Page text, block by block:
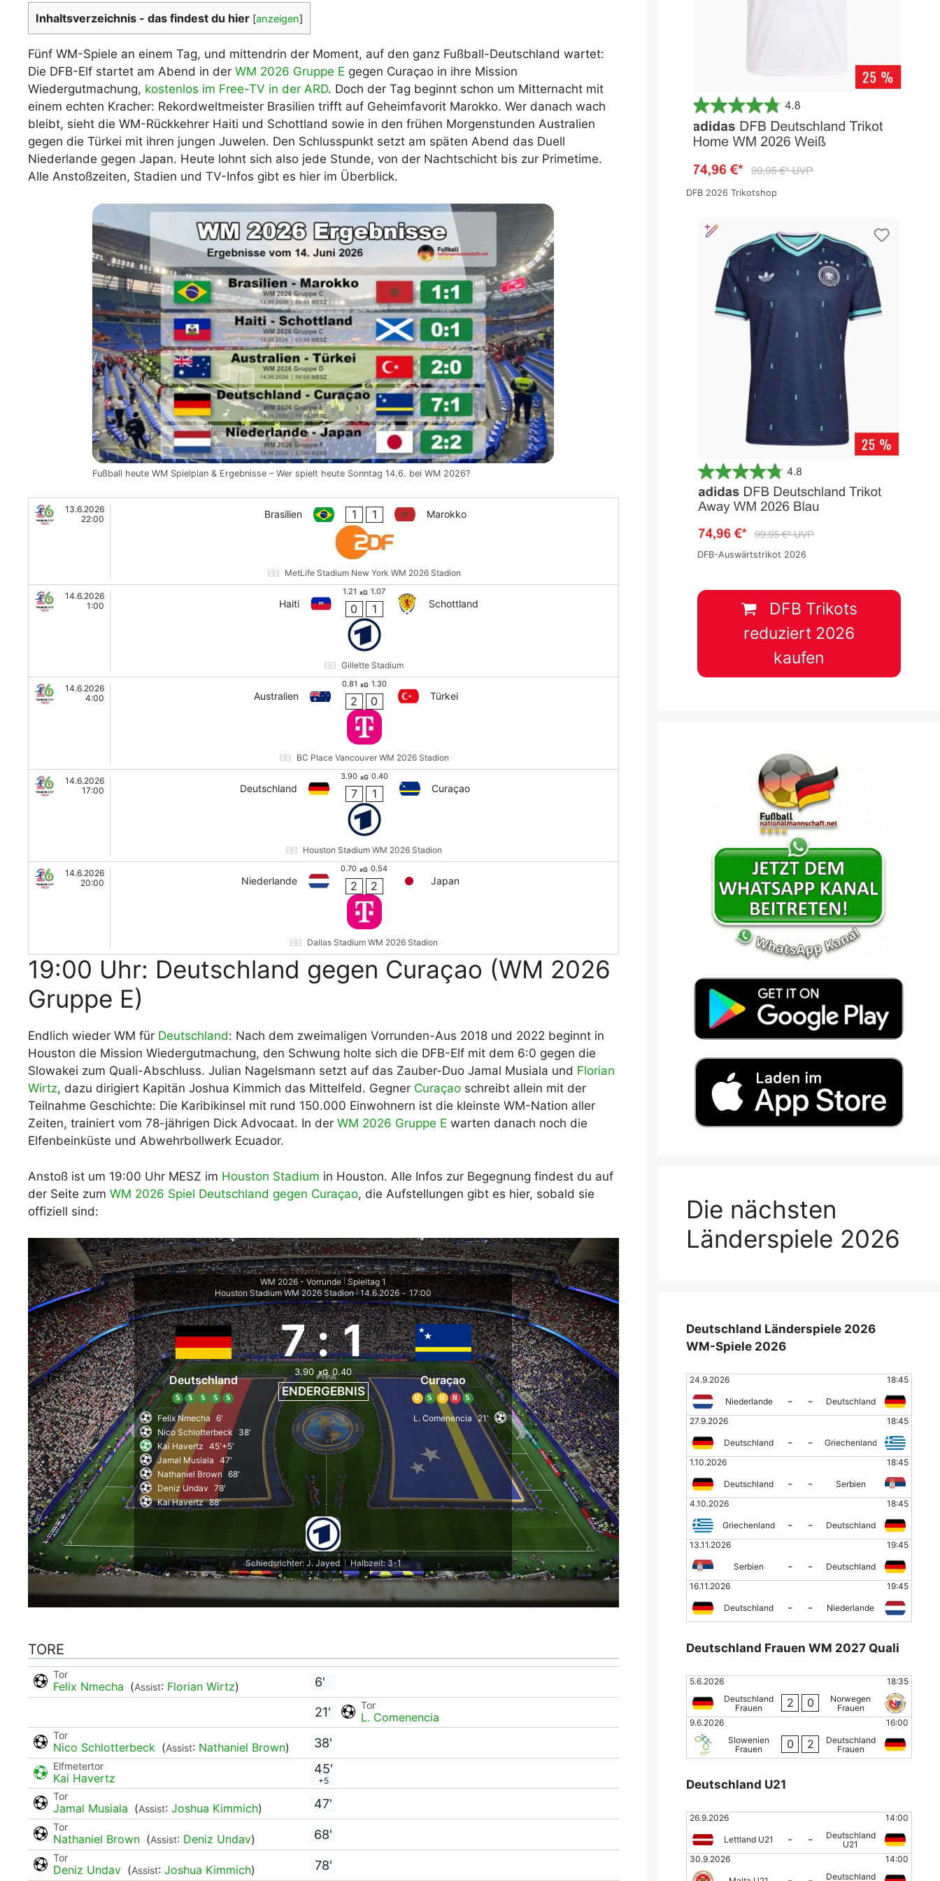
WM 2026 Spielplan Excel – kostenlos
downloaden & automatisch ausfüllen
Inhaltsverzeichnis - das findest du hier [anzeigen]
Fünf WM-Spiele an einem Tag, und mittendrin der Moment, auf den ganz Fußball-Deutschland wartet:
Die DFB-Elf startet am Abend in der WM 2026 Gruppe E gegen Curaçao in ihre Mission
Wiedergutmachung, kostenlos im Free-TV in der ARD. Doch der Tag beginnt schon um Mitternacht mit
einem echten Kracher: Rekordweltmeister Brasilien trifft auf Geheimfavorit Marokko. Wer danach wach
bleibt, sieht die WM-Rückkehrer Haiti und Schottland sowie in den frühen Morgenstunden Australien
gegen die Türkei mit ihren jungen Juwelen. Den Schlusspunkt setzt am späten Abend das Duell
Niederlande gegen Japan. Heute lohnt sich also jede Stunde, von der Nachtschicht bis zur Primetime.
Alle Anstoßzeiten, Stadien und TV-Infos gibt es hier im Überblick.
Fußball heute WM Spielplan & Ergebnisse – Wer spielt heute Sonntag 14.6. bei WM 2026?
13.6.2026
22:00
Brasilien 1 1 Marokko
MetLife Stadium New York WM 2026 Stadion
14.6.2026
1:00
Haiti
1.21 xG 1.07
0 1 Schottland
Gillette Stadium
14.6.2026
4:00
Australien
0.81 xG 1.30
2 0 Türkei
BC Place Vancouver WM 2026 Stadion
14.6.2026
17:00
Deutschland
3.90 xG 0.40
7 1 Curaçao
Houston Stadium WM 2026 Stadion
14.6.2026
20:00
Niederlande
0.70 xG 0.54
2 2 Japan
Dallas Stadium WM 2026 Stadion
19:00 Uhr: Deutschland gegen Curaçao (WM 2026
Gruppe E)
Endlich wieder WM für Deutschland: Nach dem zweimaligen Vorrunden-Aus 2018 und 2022 beginnt in
Houston die Mission Wiedergutmachung, den Schwung holte sich die DFB-Elf mit dem 6:0 gegen die
Slowakei zum Quali-Abschluss. Julian Nagelsmann setzt auf das Zauber-Duo Jamal Musiala und Florian
Wirtz, dazu dirigiert Kapitän Joshua Kimmich das Mittelfeld. Gegner Curaçao schreibt allein mit der
Teilnahme Geschichte: Die Karibikinsel mit rund 150.000 Einwohnern ist die kleinste WM-Nation aller
Zeiten, trainiert vom 78-jährigen Dick Advocaat. In der WM 2026 Gruppe E warten danach noch die
Elfenbeinküste und Abwehrbollwerk Ecuador.
Anstoß ist um 19:00 Uhr MESZ im Houston Stadium in Houston. Alle Infos zur Begegnung findest du auf
der Seite zum WM 2026 Spiel Deutschland gegen Curaçao, die Aufstellungen gibt es hier, sobald sie
offiziell sind:
WM 2026 - Vorrunde | Spieltag 1
Houston Stadium WM 2026 Stadion | 14.6.2026 - 17:00
Deutschland
S S S S S
7 : 1
3.90 xG 0.40
ENDERGEBNIS
Curaçao
U S U N S
Felix Nmecha
6'
Nico Schlotterbeck 38'
Kai Havertz
45'+5'
Jamal Musiala
47'
Nathaniel Brown 68'
Deniz Undav
78'
Kai Havertz 88'
L. Comenencia 21'
Schiedsrichter: J. Jayed | Halbzeit: 3-1
TORE
Tor
Felix Nmecha (Assist: Florian Wirtz) 6'
21' Tor
L. Comenencia
Tor
Nico Schlotterbeck (Assist: Nathaniel Brown) 38'
Elfmetertor
Kai Havertz
45'
+5
Tor
Jamal Musiala (Assist: Joshua Kimmich) 47'
Tor
Nathaniel Brown (Assist: Deniz Undav) 68'
Tor
Deniz Undav (Assist: Joshua Kimmich) 78'
DFB 2026 Trikotshop
DFB-Auswärtstrikot 2026
DFB Trikots
reduziert 2026
kaufen
Die nächsten
Länderspiele 2026
Deutschland Länderspiele 2026
WM-Spiele 2026
24.9.2026 18:45
Niederlande - -
Deutschland
27.9.2026
18:45
Deutschland - -
Griechenland
1.10.2026
18:45
Deutschland - -
Serbien
4.10.2026
18:45
Griechenland - -
Deutschland
13.11.2026
19:45
Serbien - -
Deutschland
16.11.2026
19:45
Deutschland - - Niederlande
Deutschland Frauen WM 2027 Quali
5.6.2026
18:35
Deutschland
Frauen
2 0
Norwegen
Frauen
9.6.2026
16:00
Slowenien
Frauen
0 2
Deutschland
Frauen
Deutschland U21
26.9.2026 14:00
Lettland U21 - -
Deutschland
U21
30.9.2026
14:00
Deutschland